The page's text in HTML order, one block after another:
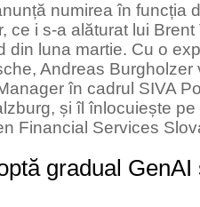
numirea în funcția
ce i s-a alăturat lui
din luna martie. Cu o
Andreas
în cadrul SIVA
și îl înlocuiește
Financial Services
gradual